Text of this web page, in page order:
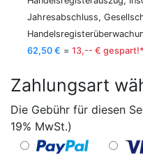
Jahresabschluss,
62,50 € = 13,-- €
Zahlungsart
Die Gebühr für diesen
19% MwSt.)